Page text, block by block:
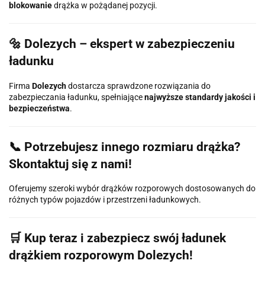
blokowaniedrążka w pożądanej pozycji.
🔩 Dolezych – ekspert w zabezpieczeniu
ładunku
Firma Dolezychdostarcza sprawdzone rozwiązania do
zabezpieczania ładunku, spełniającenajwyższe standardy jakości i
bezpieczeństwa.
📞 Potrzebujesz innego rozmiaru drążka?
Skontaktuj się z nami!
Oferujemy szeroki wybór drążków rozporowych dostosowanych do
różnych typów pojazdów i przestrzeni ładunkowych.
🛒 Kup teraz i zabezpiecz swój ładunek
drążkiem rozporowym Dolezych!